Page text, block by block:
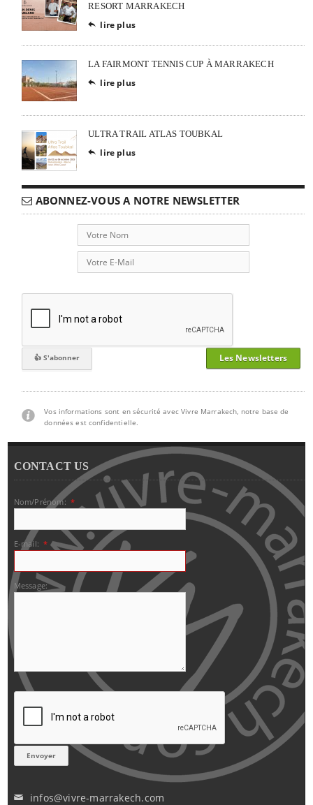
RESORT MARRAKECH
 lire plus
LA FAIRMONT TENNIS CUP À MARRAKECH
 lire plus
ULTRA TRAIL ATLAS TOUBKAL
 lire plus
ABONNEZ-VOUS A NOTRE NEWSLETTER
Les Newsletters
Vos informations sont en sécurité avec Vivre Marrakech, notre base de
données est confidentielle.
CONTACT US
Nom/Prénom: *
E-mail: *
Message:
✉ infos@vivre-marrakech.com